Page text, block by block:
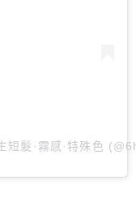
髮·霧感·特殊色